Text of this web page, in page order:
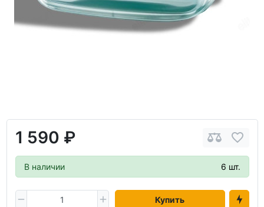
1 590 ₽
В наличии 6 шт.
Купить